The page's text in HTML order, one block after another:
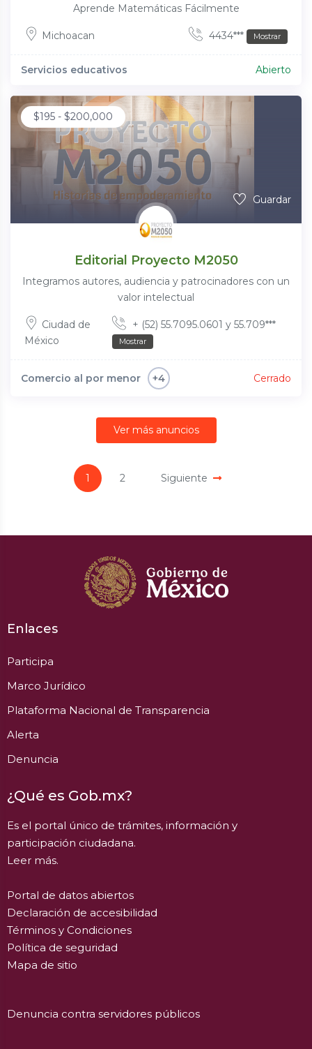
Aprende Matemáticas Fácilmente
Michoacan 4434*** Mostrar
Servicios educativos Abierto
$195 - $200,000
Guardar
Editorial Proyecto M2050
Integramos autores, audiencia y patrocinadores con un
valor intelectual
Ciudad de
México
+ (52) 55.7095.0601 y 55.709***
Mostrar
Comercio al por menor +4 Cerrado
Ver más anuncios
1 2 Siguiente
Enlaces
Participa
Marco Jurídico
Plataforma Nacional de Transparencia
Alerta
Denuncia
¿Qué es Gob.mx?
Es el portal único de trámites, información y
participación ciudadana.
Leer más.
Portal de datos abiertos
Declaración de accesibilidad
Términos y Condiciones
Política de seguridad
Mapa de sitio
Denuncia contra servidores públicos